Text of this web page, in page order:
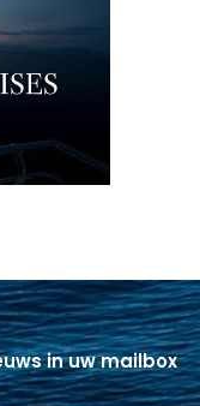
in uw mailbox